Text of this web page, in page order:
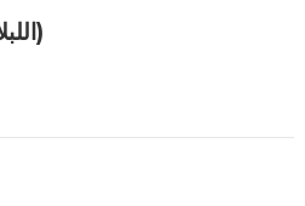
lierre vert (اللبلاب الأخضر)